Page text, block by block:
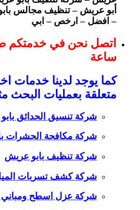
أبو عريش – تنظيف مجالس
– افضل – ارخص – ابي
ساعة
كما يوجد لدينا خدمات
متعلقة بعمليات البحث
شركة تنسيق الحدائق
شركة مكافحة الحشرات
شركة تنظيف بابو عريش
شركة كشف تسربات
شركة عزل اسطح ومباني